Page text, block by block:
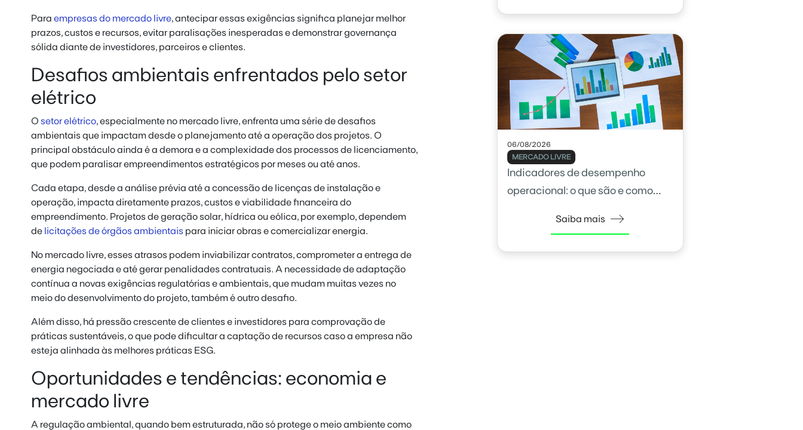
Para empresas do mercado livre, antecipar essas exigências significa planejar melhor
prazos, custos e recursos, evitar paralisações inesperadas e demonstrar governança
sólida diante de investidores, parceiros e clientes.
Desafios ambientais enfrentados pelo setor
elétrico
O setor elétrico, especialmente no mercado livre, enfrenta uma série de desafios
ambientais que impactam desde o planejamento até a operação dos projetos. O
principal obstáculo ainda é a demora e a complexidade dos processos de licenciamento,
que podem paralisar empreendimentos estratégicos por meses ou até anos.
Cada etapa, desde a análise prévia até a concessão de licenças de instalação e
operação, impacta diretamente prazos, custos e viabilidade financeira do
empreendimento. Projetos de geração solar, hídrica ou eólica, por exemplo, dependem
de licitações de órgãos ambientais para iniciar obras e comercializar energia.
No mercado livre, esses atrasos podem inviabilizar contratos, comprometer a entrega de
energia negociada e até gerar penalidades contratuais. A necessidade de adaptação
contínua a novas exigências regulatórias e ambientais, que mudam muitas vezes no
meio do desenvolvimento do projeto, também é outro desafio.
Além disso, há pressão crescente de clientes e investidores para comprovação de
práticas sustentáveis, o que pode dificultar a captação de recursos caso a empresa não
esteja alinhada às melhores práticas ESG.
Oportunidades e tendências: economia e
mercado livre
A regulação ambiental, quando bem estruturada, não só protege o meio ambiente como
06/08/2026
MERCADO LIVRE
Indicadores de desempenho
operacional: o que são e como
Saiba mais